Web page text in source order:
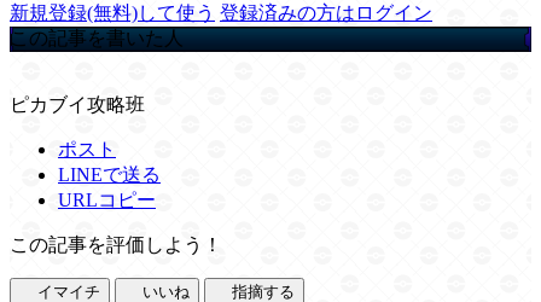
新規登録(無料)して使う 登録済みの方はログイン
この記事を書いた人
ピカブイ攻略班
ポスト
LINEで送る
URLコピー
この記事を評価しよう！
イマイチ いいね 指摘する